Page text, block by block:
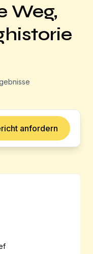
Weg,
anfordern